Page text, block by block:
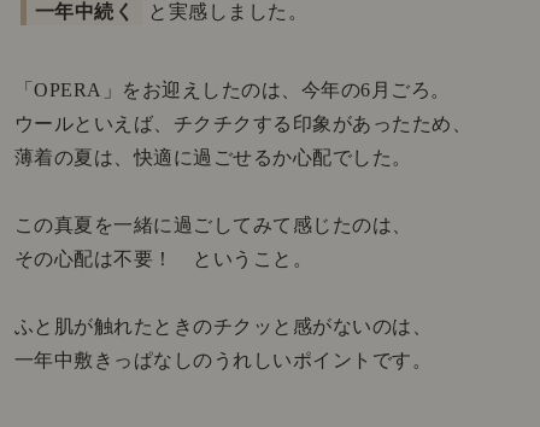
一年中続く と実感しました。
「OPERA」をお迎えしたのは、今年の6月ごろ。
ウールといえば、チクチクする印象があったため、
薄着の夏は、快適に過ごせるか心配でした。
この真夏を一緒に過ごしてみて感じたのは、
その心配は不要！ ということ。
ふと肌が触れたときのチクッと感がないのは、
一年中敷きっぱなしのうれしいポイントです。